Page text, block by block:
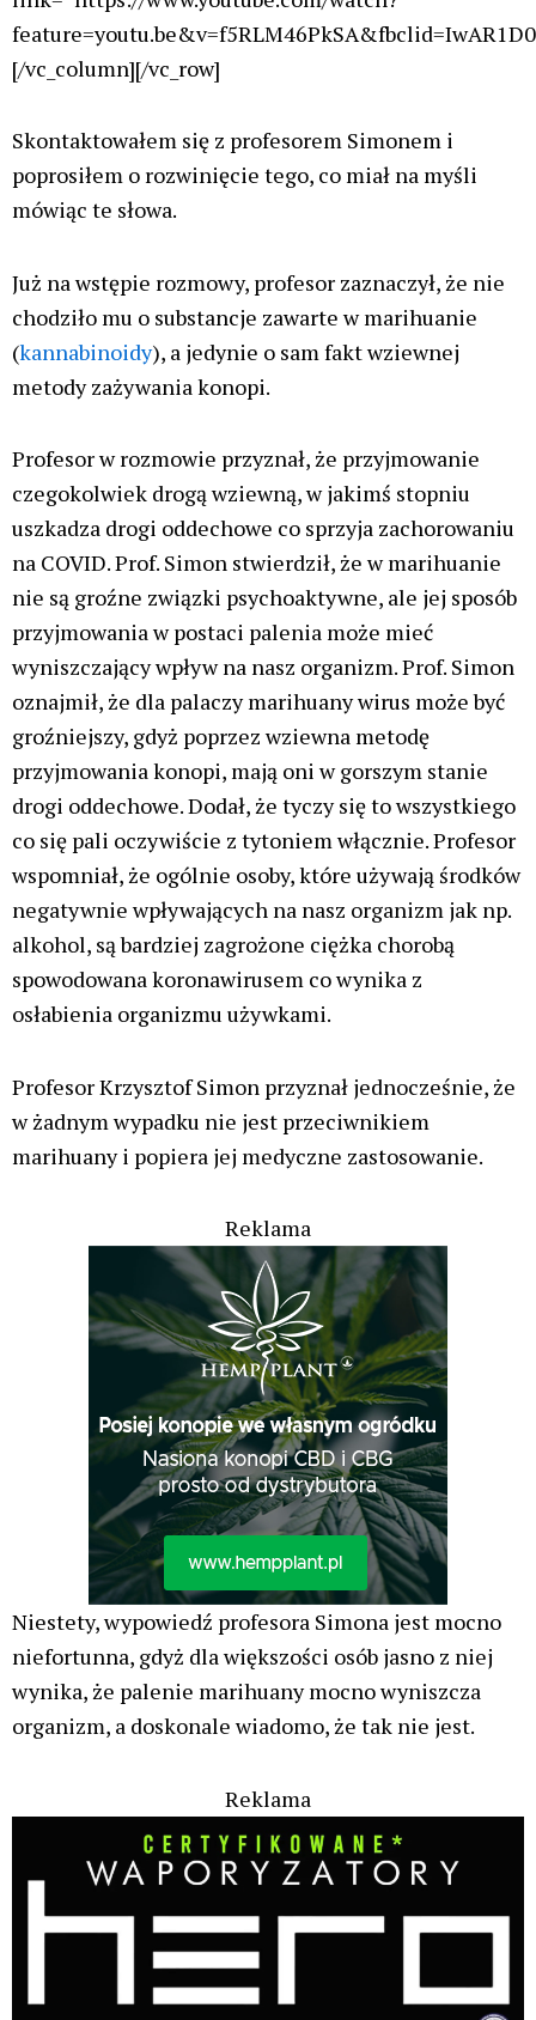
[/vc_column][/vc_row]
Skontaktowałem się z profesorem Simonem i
poprosiłem o rozwinięcie tego, co miał na myśli
mówiąc te słowa.
Już na wstępie rozmowy, profesor zaznaczył, że nie
chodziło mu o substancje zawarte w marihuanie
(kannabinoidy), a jedynie o sam fakt wziewnej
metody zażywania konopi.
Profesor w rozmowie przyznał, że przyjmowanie
czegokolwiek drogą wziewną, w jakimś stopniu
uszkadza drogi oddechowe co sprzyja zachorowaniu
na COVID. Prof. Simon stwierdził, że w marihuanie
nie są groźne związki psychoaktywne, ale jej sposób
przyjmowania w postaci palenia może mieć
wyniszczający wpływ na nasz organizm. Prof. Simon
oznajmił, że dla palaczy marihuany wirus może być
groźniejszy, gdyż poprzez wziewna metodę
przyjmowania konopi, mają oni w gorszym stanie
drogi oddechowe. Dodał, że tyczy się to wszystkiego
co się pali oczywiście z tytoniem włącznie. Profesor
wspomniał, że ogólnie osoby, które używają środków
negatywnie wpływających na nasz organizm jak np.
alkohol, są bardziej zagrożone ciężka chorobą
spowodowana koronawirusem co wynika z
osłabienia organizmu używkami.
Profesor Krzysztof Simon przyznał jednocześnie, że
w żadnym wypadku nie jest przeciwnikiem
marihuany i popiera jej medyczne zastosowanie.
Reklama
Niestety, wypowiedź profesora Simona jest mocno
niefortunna, gdyż dla większości osób jasno z niej
wynika, że palenie marihuany mocno wyniszcza
organizm, a doskonale wiadomo, że tak nie jest.
Reklama